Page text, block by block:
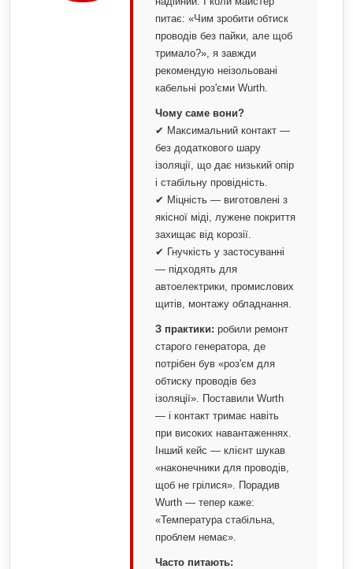
питає: «Чим зробити обтиск
проводів без пайки, але щоб
тримало?», я завжди
рекомендую неізольовані
кабельні роз'єми Wurth.
Чому саме вони?
✔ Максимальний контакт —
без додаткового шару
ізоляції, що дає низький опір
і стабільну провідність.
✔ Міцність — виготовлені з
якісної міді, лужене покриття
захищає від корозії.
✔ Гнучкість у застосуванні
— підходять для
автоелектрики, промислових
щитів, монтажу обладнання.
З практики: робили ремонт
старого генератора, де
потрібен був «роз'єм для
обтиску проводів без
ізоляції». Поставили Wurth
— і контакт тримає навіть
при високих навантаженнях.
Інший кейс — клієнт шукав
«наконечники для проводів,
щоб не грілися». Порадив
Wurth — тепер каже:
«Температура стабільна,
проблем немає».
Часто питають: